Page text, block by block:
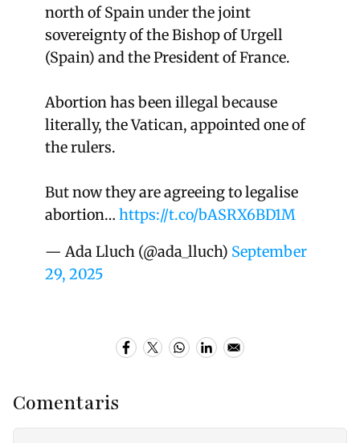
north of Spain under the joint
sovereignty of the Bishop of Urgell
(Spain) and the President of France.
Abortion has been illegal because
literally, the Vatican, appointed one of
the rulers.
But now they are agreeing to legalise
abortion… https://t.co/bASRX6BD1M
— Ada Lluch (@ada_lluch) September
29, 2025
Comentaris